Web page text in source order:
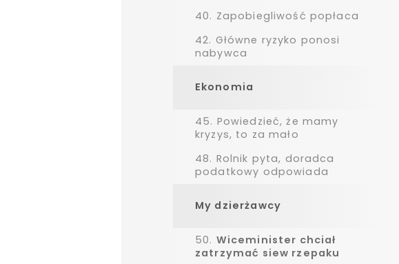
40. Zapobiegliwość popłaca
42. Główne ryzyko ponosi
nabywca
Ekonomia
45. Powiedzieć, że mamy
kryzys, to za mało
48. Rolnik pyta, doradca
podatkowy odpowiada
My dzierżawcy
50. Wiceminister chciał
zatrzymać siew rzepaku